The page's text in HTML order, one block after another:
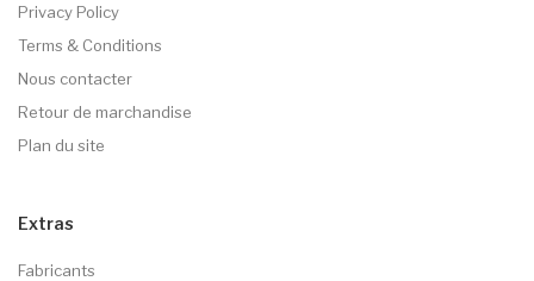
Privacy Policy
Terms & Conditions
Nous contacter
Retour de marchandise
Plan du site
Extras
Fabricants